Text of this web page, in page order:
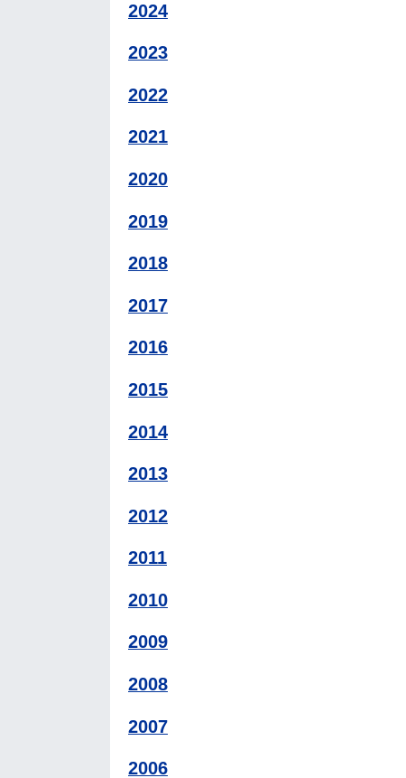
2024
2023
2022
2021
2020
2019
2018
2017
2016
2015
2014
2013
2012
2011
2010
2009
2008
2007
2006